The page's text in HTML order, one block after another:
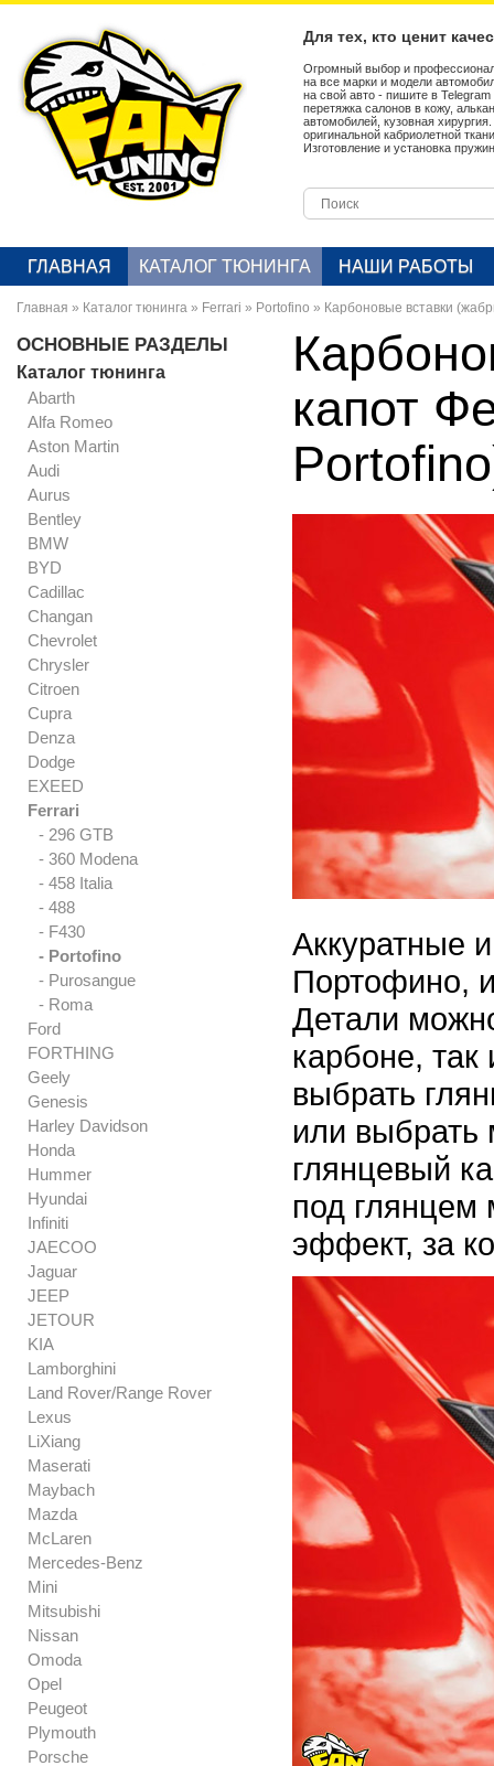
Для тех, кто ценит
Огромный выбор и
на все марки и модели
на свой авто - пишите в
перетяжка салонов в кожу,
автомобилей, кузовная
оригинальной кабриолетной
Изготовление и установка
ГЛАВНАЯ КАТАЛОГ ТЮНИНГА НАШИ РАБОТЫ
Главная » Каталог тюнинга » Ferrari » Portofino » Карбоновые вставки
ОСНОВНЫЕ РАЗДЕЛЫ
Каталог тюнинга
Abarth
Alfa Romeo
Aston Martin
Audi
Aurus
Bentley
BMW
BYD
Cadillac
Changan
Chevrolet
Chrysler
Citroen
Cupra
Denza
Dodge
EXEED
Ferrari
- 296 GTB
- 360 Modena
- 458 Italia
- 488
- F430
- Portofino
- Purosangue
- Roma
Ford
FORTHING
Geely
Genesis
Harley Davidson
Honda
Hummer
Hyundai
Infiniti
JAECOO
Jaguar
JEEP
JETOUR
KIA
Lamborghini
Land Rover/Range Rover
Lexus
LiXiang
Maserati
Maybach
Mazda
McLaren
Mercedes-Benz
Mini
Mitsubishi
Nissan
Omoda
Opel
Peugeot
Plymouth
Porsche
капот
Аккуратные
Портофино,
Детали
карбоне,
выбрать
или выбрать
глянцевый
под глянцем
эффект, за